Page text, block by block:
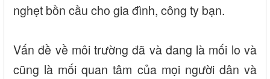
nghẹt bồn cầu cho gia đình, công ty bạn.
Vấn đề về môi trường đã và đang là mối lo và
cũng là mối quan tâm của mọi người dân và